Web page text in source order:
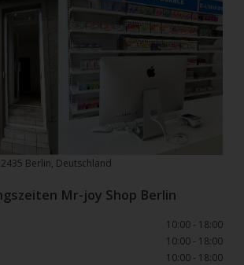
Berlin, Deutschland
Mr-joy Shop Berlin
10:00 - 18:00
10:00 - 18:00
10:00 - 18:00